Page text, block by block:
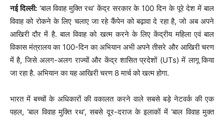
नई दिल्ली:‘बाल विवाह मुक्ति रथ’ केंद्र सरकार के 100 दिन के पूरे देश में बाल
विवाह को रोकने के लिए चलाए जा रहे कैंपेन को बढ़ावा दे रहा है, जो अब अपने
आखिरी दौर में है. बाल विवाह को खत्म करने के लिए केंद्रीय महिला एवं बाल
विकास मंत्रालय का 100-दिन का अभियान अभी अपने तीसरे और आखिरी चरण
में है, जिसे अलग-अलग राज्यों और केंद्र शासित प्रदेशों (UTs) में लागू किया
जा रहा है. अभियान का यह आखिरी चरण 8 मार्च को खत्म होगा.
भारत में बच्चों के अधिकारों की वकालत करने वाले सबसे बड़े नेटवर्क की एक
पहल, ‘बाल विवाह मुक्ति रथ’, सबसे दूर-दराज के इलाकों में ‘बाल विवाह मुक्त